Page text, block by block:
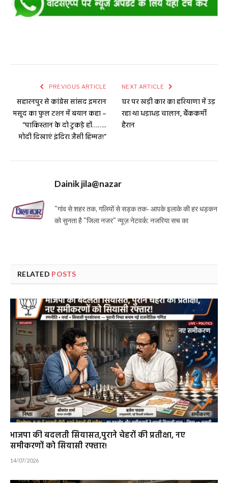
PREVIOUS ARTICLE
सहारनपुर से कांग्रेस सांसद इमरान
मसूद का फुल टशन में बयान कहा –
“पाकिस्तान के दो टुकड़े हों……..
मोदी दिखाएं इंदिरा जैसी हिम्मत!”
NEXT ARTICLE
घर पर खड़ी कार का हरियाणा में उड़
रहा था धड़ाधड़ चालान, बैंककर्मी
हैरान
Dainik jila@nazar
"गांव से शहर तक, गलियों से सड़क तक- आपके इलाके की हर धड़कन
को सुनता है "जिला नजर" न्यूज़ नेटवर्क: नजरिया सच का
RELATED POSTS
भाजपा की बदलती सियासत,पुराने चेहरों की प्रतीक्षा, नए
समीकरणों को सियासी रफ्तार!
14/07/2026